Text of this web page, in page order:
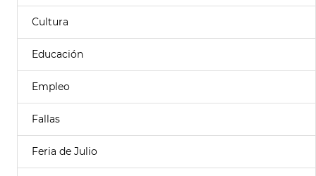
Cultura
Educación
Empleo
Fallas
Feria de Julio